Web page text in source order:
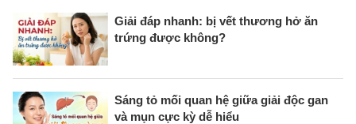
Giải đáp nhanh: bị vết thương hở ăn
trứng được không?
Sáng tỏ mối quan hệ giữa giải độc gan
và mụn cực kỳ dễ hiểu